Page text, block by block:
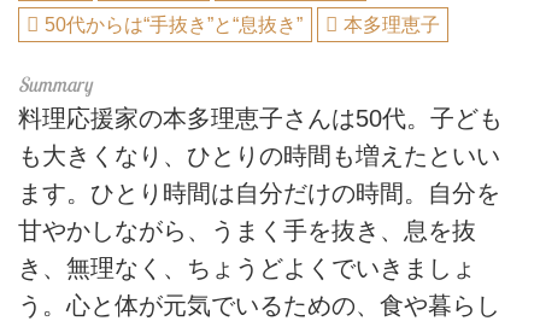
50代からは“手抜き”と“息抜き”
本多理恵子
料理応援家の本多理恵子さんは50代。子ども
も大きくなり、ひとりの時間も増えたといい
ます。ひとり時間は自分だけの時間。自分を
甘やかしながら、うまく手を抜き、息を抜
き、無理なく、ちょうどよくでいきましょ
う。心と体が元気でいるための、食や暮らし